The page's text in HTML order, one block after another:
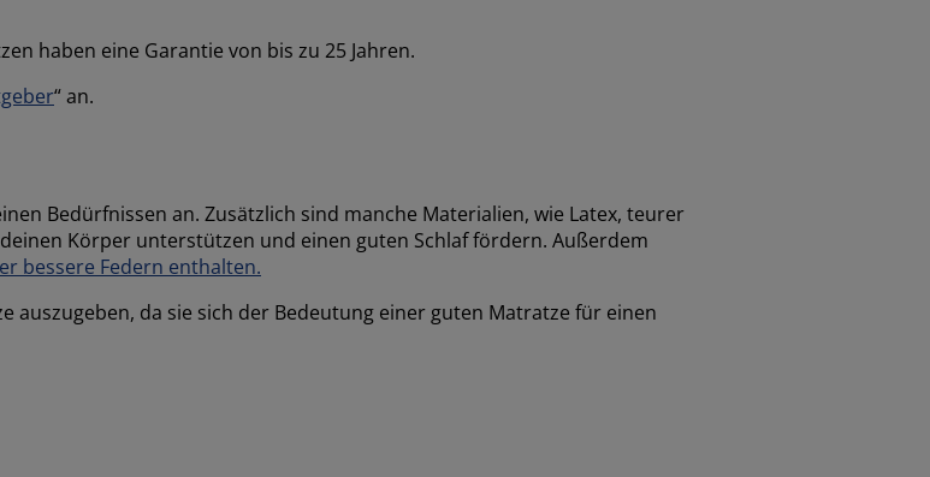
haben eine Garantie von bis zu 25 Jahren.
“ an.
Bedürfnissen an. Zusätzlich sind manche Materialien, wie Latex, teurer
Körper unterstützen und einen guten Schlaf fördern. Außerdem
bessere Federn enthalten.
da sie sich der Bedeutung einer guten Matratze für einen